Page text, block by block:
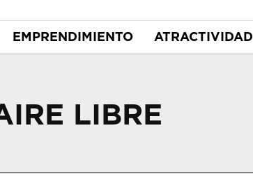
EMPRENDIMIENTO ATRACTIVIDAD
LIBRE